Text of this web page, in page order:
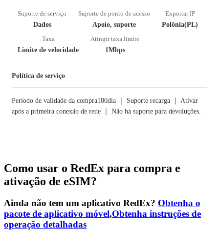
Suporte de serviço
Dados
Suporte de ponto de acesso
Apoio, suporte
Exportar IP
Polônia(PL)
Taxa
Limite de velocidade
Atingir taxa limite
1Mbps
Política de serviço
Período de validade da compra180dia ｜ Suporte recarga ｜ Ativar
após a primeira conexão de rede ｜ Não há suporte para devoluções.
Como usar o RedEx para compra e
ativação de eSIM?
Ainda não tem um aplicativo RedEx? Obtenha o
pacote de aplicativo móvel,Obtenha instruções de
operação detalhadas